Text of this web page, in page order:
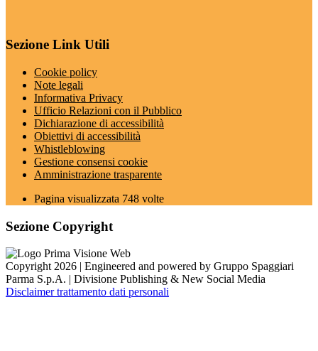
Sezione Link Utili
Cookie policy
Note legali
Informativa Privacy
Ufficio Relazioni con il Pubblico
Dichiarazione di accessibilità
Obiettivi di accessibilità
Whistleblowing
Gestione consensi cookie
Amministrazione trasparente
Pagina visualizzata 748 volte
Sezione Copyright
Copyright 2026 | Engineered and powered by Gruppo Spaggiari
Parma S.p.A. | Divisione Publishing & New Social Media
Disclaimer trattamento dati personali